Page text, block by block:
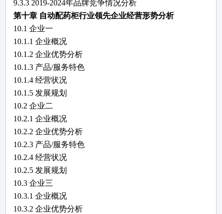
9.3.3 2019-2024年品牌竞争情况分析
第十章 自动配药柜行业领先企业经营形势分析
10.1企业一
10.1.1 企业概况
10.1.2 企业优势分析
10.1.3 产品/服务特色
10.1.4 经营状况
10.1.5 发展规划
10.2企业二
10.2.1 企业概况
10.2.2 企业优势分析
10.2.3 产品/服务特色
10.2.4 经营状况
10.2.5 发展规划
10.3企业三
10.3.1 企业概况
10.3.2 企业优势分析